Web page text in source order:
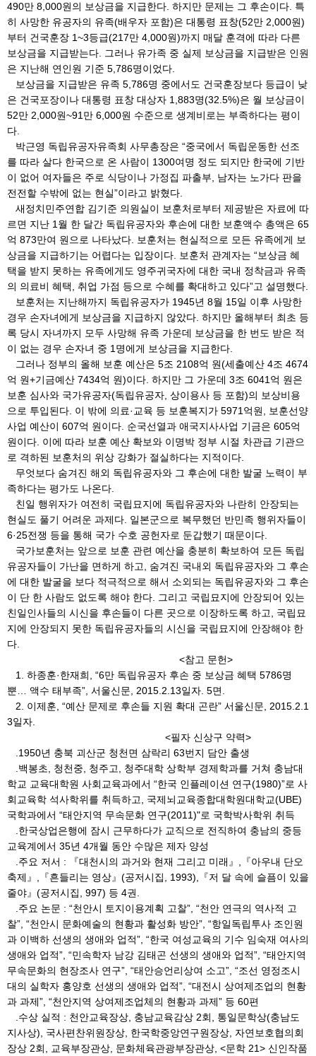
490만 8,000원의 보상금을 지급한다. 하지만 문제는 그 후손이다. 특
히 사망한 유공자의 유족(배우자 포함)은 대통령 표창(52만 2,000원)
부터 건국훈장 1~3등급(217만 4,000원)까지 매달 훈격에 따라 다른
보상금을 지급받는다. 그러나 유가족 중 실제 보상금을 지급받은 인원
은 지난해 연인원 기준 5,786명이었다.
보상금을 지급받은 유족 5,786명 중에서도 건국훈장보다 등급이 낮
은 건국포장이나 대통령 표창 대상자 1,883명(32.5%)은 월 보상금이
52만 2,000원~91만 6,000원 수준으로 생계비로는 부족하다는 평이
다.
박근영 독립유공자유족회 사무총장은 “중국에서 독립운동한 선조
를 따라 살다 한국으로 온 사람이 1300여명 정도 되지만 한국에 기반
이 없어 여자들은 주로 식당이나 가정집 파출부, 남자는 노가다 판을
전전할 수밖에 없는 현실”이라고 밝혔다.
새정치민주연합 김기준 의원실이 보훈처로부터 제공받은 자료에 따
르면 지난 1월 한 달간 독립유공자와 후손에 대한 보훈액수 총액은 65
억 873만여 원으로 나타났다. 보훈처는 현실적으로 모든 유족에게 보
상금을 지급하기는 어렵다는 입장이다. 보훈처 관계자는 “보상금 혜
택을 받지 못하는 유족에게도 영주귀국자에 대한 국내 정착금과 유족
의 의료비 혜택, 취업 가점 등으로 수혜를 확대하고 있다”고 설명했다.
보훈처는 지난해까지 독립유공자가 1945년 8월 15일 이후 사망한
경우 손자녀에게 보상금을 지급하지 않았다. 하지만 올해부터 최초 등
록 당시 자녀까지 모두 사망해 유족 가운데 보상금을 한 번도 받은 적
이 없는 경우 손자녀 중 1명에게 보상금을 지급한다.
그러나 정부의 올해 보훈 예산은 5조 2108억 원(세출예산 4조 4674
억 원+기금예산 7434억 원)이다. 하지만 그 가운데 3조 6041억 원은
보훈 심사와 국가유공자(독립유공자, 상이용사 등 포함)의 보상비용
으로 투입된다. 이 밖에 의료·교육 등 보훈복지가 5971억원, 보훈선양
사업 예산이 607억 원이다. 순국선열과 애국지사사업 기금은 605억
원이다. 이에 따라 보훈 예산 확보와 이명박 정부 시절 차관급 기관으
로 격하된 보훈처의 위상 강화가 절실하다는 지적이다.
무엇보다 숨겨진 해외 독립유공자와 그 후손에 대한 발굴 노력이 부
족하다는 평가도 나온다.
친일 행위자가 여전히 국립묘지에 독립유공자와 나란히 안장되는
현실도 풀기 어려운 과제다. 일본군으로 복무했던 반민족 행위자들이
6·25전쟁 등을 통해 국가 수호 공헌자로 둔갑했기 때문이다.
국가보훈처는 앞으로 보훈 관련 예산을 충분히 확보하여 모든 독립
유공자들이 가난을 면하게 하고, 숨겨진 국내외 독립유공자와 그 후손
에 대한 발굴을 보다 적극적으로 해서 소외되는 독립유공자와 그 후손
이 단 한 사람도 없도록 해야 한다. 그리고 국립묘지에 안장되어 있는
친일인사들의 시신을 후손들이 다른 곳으로 이장하도록 하고, 국립묘
지에 안장되지 못한 독립유공자들의 시신을 국립묘지에 안장해야 한
다.
<참고 문헌>
1. 하종훈·한재희, “6만 독립유공자 후손 중 보상금 혜택 5786명
뿐… 액수 태부족”, 서울신문, 2015.2.13일자. 5면.
2. 이제훈, “예산 문제로 후손들 지원 확대 곤란” 서울신문, 2015.2.1
3일자.
<필자 신상구 약력>
.1950년 충북 괴산군 청천면 삼락리 63번지 담안 출생
.백봉초, 청천중, 청주고, 청주대학 상학부 경제학과를 거쳐 충남대
학교 교육대학원 사회교육과에서 “한국 인플레이션 연구(1980)”로 사
회교육학 석사학위를 취득하고, 국제뇌교육종합대학원대학교(UBE)
국학과에서 “태안지역 무속문화 연구(2011)"로 국학박사학위 취득
.한국상업은행에 잠시 근무하다가 교직으로 전직하여 충남의 중등
교육계에서 35년 4개월 동안 수많은 제자 양성
.주요 저서 : 『대천시의 과거와 현재 그리고 미래』,『아우내 단오
축제』,『흔들리는 영상』(공저시집, 1993),『저 달 속에 슬픔이 있을
줄야』(공저시집, 997) 등 4권.
.주요 논문 : “천안시 토지이용계획 고찰”, “천안 연극의 역사적 고
찰”, “천안시 문화예술의 현황과 활성화 방안”, “항일독립투사 조인원
과 이백하 선생의 생애와 업적”, “한국 여성교육의 기수 임숙재 여사의
생애와 업적”, “민속학자 남강 김태곤 선생의 생애와 업적”, “태안지역
무속문화의 현장조사 연구”, “태안승언리상여 소고”, “조선 영정조시
대의 실학자 홍양호 선생의 생애와 업적”, “대전시 상여제조업의 현황
과 과제”, “천안지역 상여제조업체의 현황과 과제” 등 60편
.수상 실적 : 천안교육장상, 충남교육감상 2회, 통일문학상(충남도
지사상), 국사편찬위원장상, 한국학중앙연구원장상, 자연보호협의회
장상 2회, 교육부장관상, 문화체육관광부장관상, <문학 21> 신인작품